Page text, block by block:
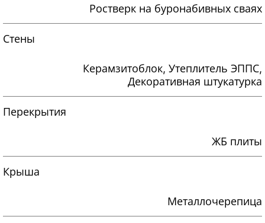
Ростверк на буронабивных сваях
Стены
Керамзитоблок, Утеплитель ЭППС,
Декоративная штукатурка
Перекрытия
ЖБ плиты
Крыша
Металлочерепица